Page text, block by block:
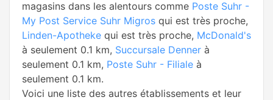
magasins dans les alentours comme Poste Suhr -
My Post Service Suhr Migros qui est très proche,
Linden-Apotheke qui est très proche, McDonald's
à seulement 0.1 km, Succursale Denner à
seulement 0.1 km, Poste Suhr - Filiale à
seulement 0.1 km.
Voici une liste des autres établissements et leur